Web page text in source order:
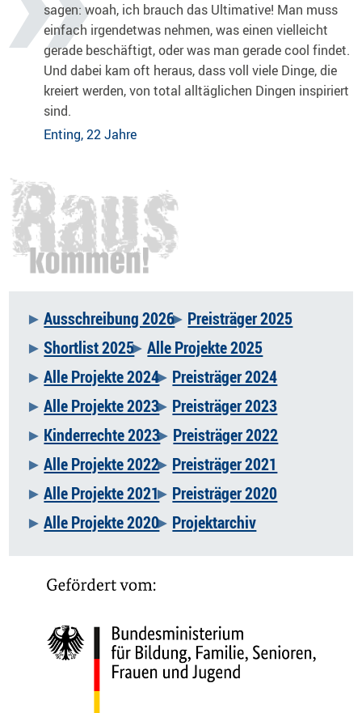
sagen: woah, ich brauch das Ultimative! Man muss
einfach irgendetwas nehmen, was einen vielleicht
gerade beschäftigt, oder was man gerade cool findet.
Und dabei kam oft heraus, dass voll viele Dinge, die
kreiert werden, von total alltäglichen Dingen inspiriert
sind.
Enting, 22 Jahre
Navigation
überspringen
Ausschreibung 2026
Preisträger 2025
Shortlist 2025 Alle Projekte 2025
Alle Projekte 2024
Preisträger 2024
Alle Projekte 2023
Preisträger 2023
Kinderrechte 2023
Preisträger 2022
Alle Projekte 2022
Preisträger 2021
Alle Projekte 2021
Preisträger 2020
Alle Projekte 2020
Projektarchiv